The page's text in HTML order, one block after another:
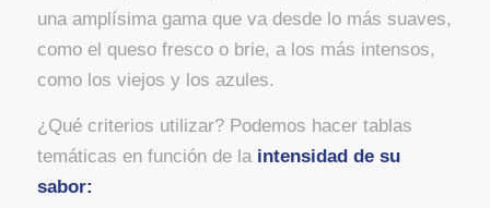
una amplísima gama que va desde lo más suaves,
como el queso fresco o brie, a los más intensos,
como los viejos y los azules.
¿Qué criterios utilizar? Podemos hacer tablas
temáticas en función de la intensidad de su
sabor: